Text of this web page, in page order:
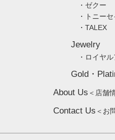
・ゼクー
・トニー
・TALEX
Jewelry
・ロイヤ
Gold・
About Us ＜店舗
Contact Us ＜お